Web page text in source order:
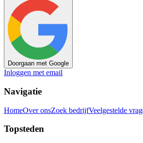
Doorgaan met Google
Inloggen met email
Navigatie
HomeOver onsZoek bedrijfVeelgestelde
Topsteden